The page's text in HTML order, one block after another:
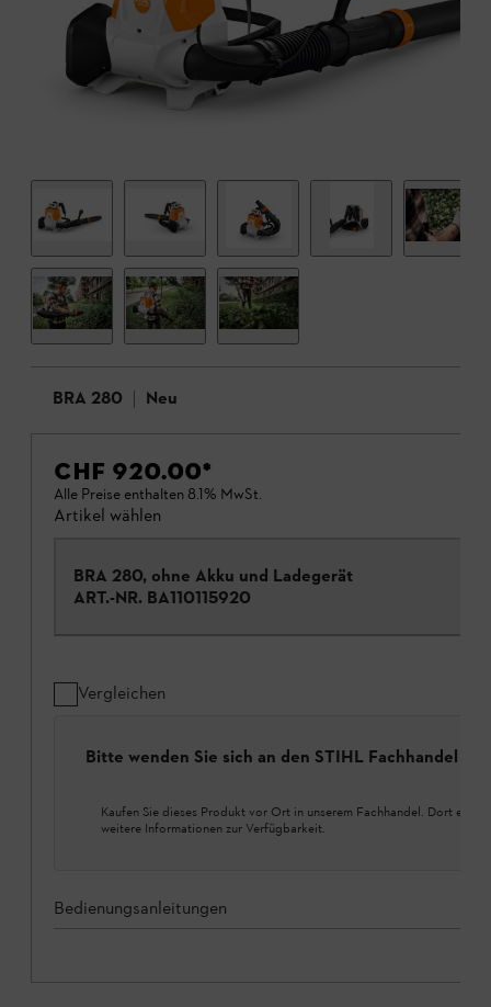
BRA 280 Neu
CHF 920.00*
Alle Preise enthalten 8.1% MwSt.
Artikel wählen
BRA 280, ohne Akku und Ladegerät
ART.-NR. BA110115920
Vergleichen
Bitte wenden Sie sich an den STIHL Fachhandel
Kaufen Sie dieses Produkt vor Ort in unserem Fachhandel. Dort
weitere Informationen zur Verfügbarkeit.
Bedienungsanleitungen